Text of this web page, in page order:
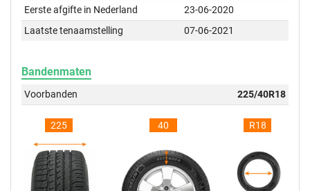
Eerste afgifte in Nederland
23-06-2020
Laatste tenaamstelling
07-06-2021
Bandenmaten
Voorbanden 225/40R18
225 40 R18